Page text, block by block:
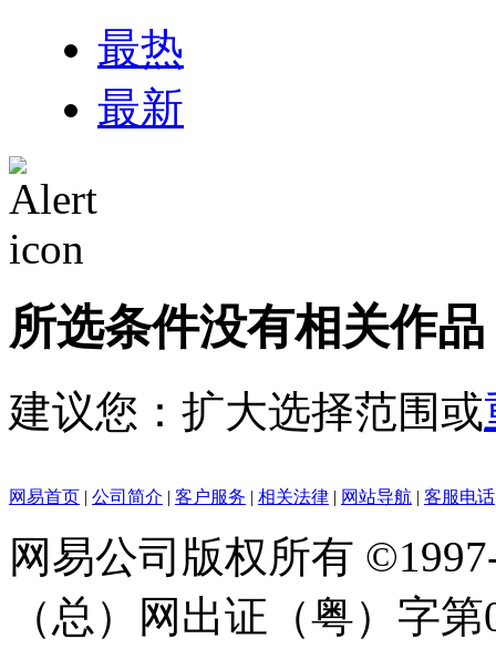
最热
最新
所选条件没有相关作品
建议您：扩大选择范围或
网易首页 | 公司简介 | 客户服务 | 相关法律 | 网站导航 | 客服电话
网易公司版权所有
（总）网出证（粤）字